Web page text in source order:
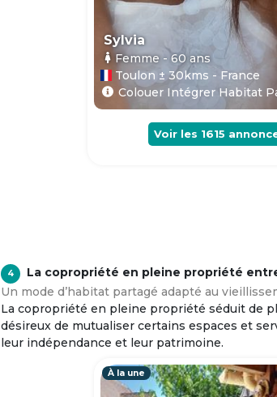
Sylvia
Femme - 60ans
Toulon ± 30kms - France
Colouer Intégrer Habitat
Voir les 1615
4
La copropriété en pleine propriété
Un mode d’habitat partagé adapté au
La copropriété en pleine propriété séduit de
désireux de mutualiser certains espaces et
leur indépendance et leur patrimoine.
À la une